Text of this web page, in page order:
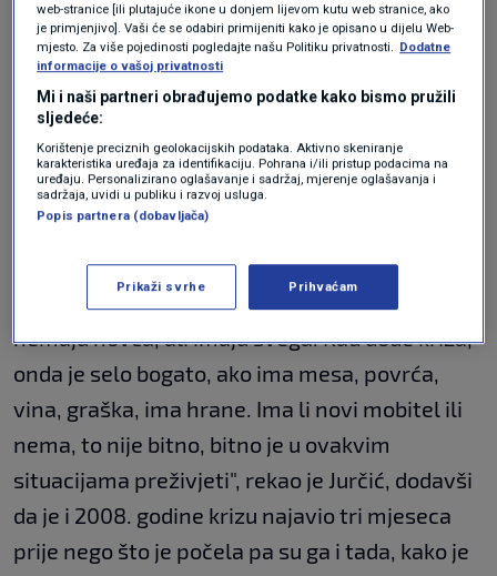
kupusa. "Htio sam reći da ovaj novi sustav nije
osigurao siguran i stabilan život građanima,
pogotovo ne u krizi. Htio sam reći da smo
nekad imali paralelni podsustav u doba kriza u
sustavu, gdje je kriza tako rješavana. Ljudi su to
radili po kućama. Ja sam možda zadnja
generacija ljudi koji to znaju raditi. Ja ću kiseliti
kupus, radim to iz tradicije i meni to nije
potrebno, ali koji imaju niži dohodak možda
nemaju novca, ali imaju svega. Kad dođe kriza,
onda je selo bogato, ako ima mesa, povrća,
vina, graška, ima hrane. Ima li novi mobitel ili
nema, to nije bitno, bitno je u ovakvim
situacijama preživjeti", rekao je Jurčić, dodavši
da je i 2008. godine krizu najavio tri mjeseca
prije nego što je počela pa su ga i tada, kako je
web-stranice [ili plutajuće ikone u donjem lijevom kutu web stranice, ako
je primjenjivo]. Vaši će se odabiri primijeniti kako je opisano u dijelu Web-
mjesto. Za više pojedinosti pogledajte našu Politiku privatnosti. Dodatne
informacije o vašoj privatnosti
Mi i naši partneri obrađujemo podatke kako bismo pružili
sljedeće:
Korištenje preciznih geolokacijskih podataka. Aktivno skeniranje
karakteristika uređaja za identifikaciju. Pohrana i/ili pristup podacima na
uređaju. Personalizirano oglašavanje i sadržaj, mjerenje oglašavanja i
sadržaja, uvidi u publiku i razvoj usluga.
Popis partnera (dobavljača)
Prikaži svrhe Prihvaćam